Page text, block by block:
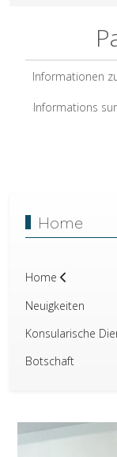
Informationen
Informations
Home
Home
Neuigkeiten
Konsularische
Botschaft